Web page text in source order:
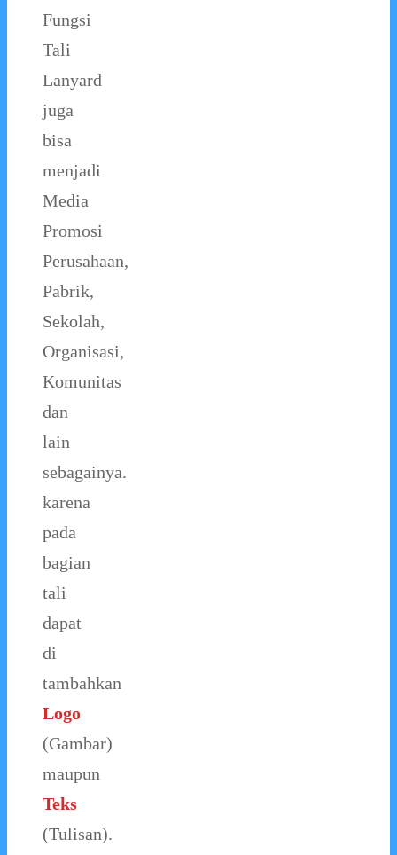
Fungsi
Tali
Lanyard
juga
bisa
menjadi
Media
Promosi
Perusahaan,
Pabrik,
Sekolah,
Organisasi,
Komunitas
dan
lain
sebagainya.
karena
pada
bagian
tali
dapat
di
tambahkan
Logo
(Gambar)
maupun
Teks
(Tulisan).